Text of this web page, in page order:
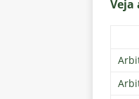
Veja